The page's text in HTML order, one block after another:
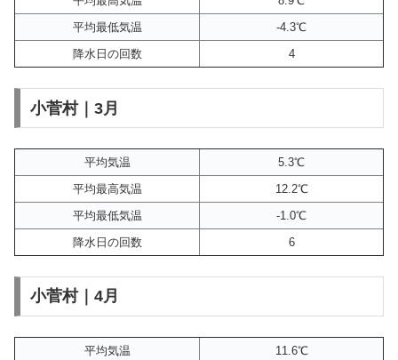
平均最低気温
-4.3℃
降水日の回数
4
小菅村｜3月
平均気温
5.3℃
平均最高気温
12.2℃
平均最低気温
-1.0℃
降水日の回数
6
小菅村｜4月
平均気温 11.6℃